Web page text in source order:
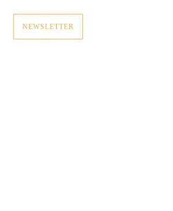
NEWSLETTER